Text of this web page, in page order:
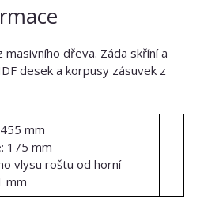
dřeva. Záda skříní a
desek a korpusy zásuvek z
mm
175 mm
vlysu roštu od horní
mm